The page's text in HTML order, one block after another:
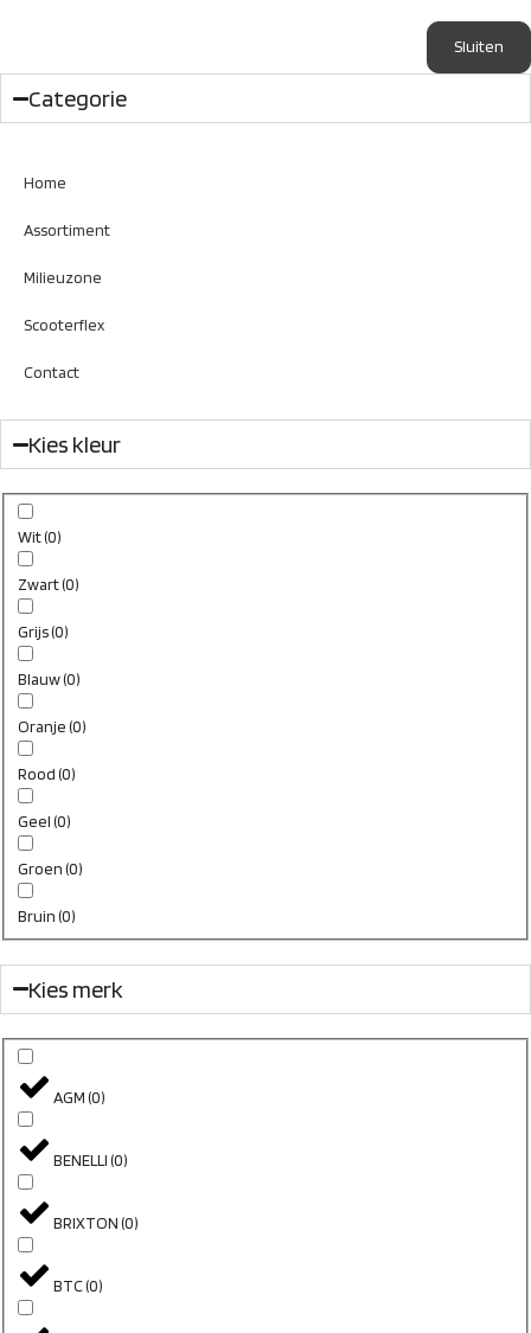
Sluiten
Categorie
Home
Assortiment
Milieuzone
Scooterflex
Contact
Kies kleur
Wit(0)
Zwart(0)
Grijs(0)
Blauw(0)
Oranje(0)
Rood(0)
Geel(0)
Groen(0)
Bruin(0)
Kies merk
AGM(0)
BENELLI(0)
BRIXTON(0)
BTC(0)